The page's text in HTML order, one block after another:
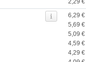
2,29 €
6,29 €
5,69 €
5,09 €
4,59 €
4,29 €